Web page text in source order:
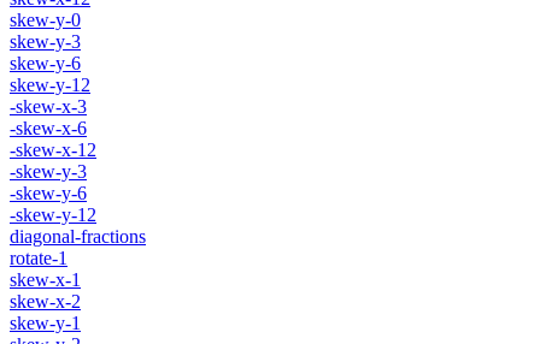
skew-y-0
skew-y-3
skew-y-6
skew-y-12
-skew-x-3
-skew-x-6
-skew-x-12
-skew-y-3
-skew-y-6
-skew-y-12
diagonal-fractions
rotate-1
skew-x-1
skew-x-2
skew-y-1